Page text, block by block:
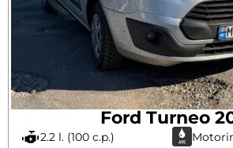
Ford Turneo
2.2 l. (100 c.p.)